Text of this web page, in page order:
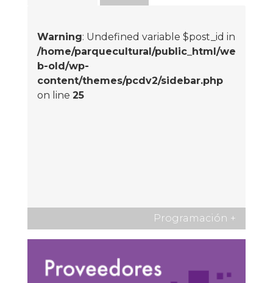
Warning: Undefined variable $post_id in
/home/parquecultural/public_html/we
b-old/wp-
content/themes/pcdv2/sidebar.php
on line 25
Programación +